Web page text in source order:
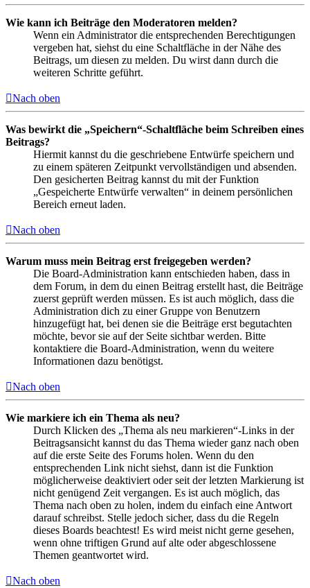
Wie kann ich Beiträge den Moderatoren melden?
Wenn ein Administrator die entsprechenden Berechtigungen
vergeben hat, siehst du eine Schaltfläche in der Nähe des
Beitrags, um diesen zu melden. Du wirst dann durch die
weiteren Schritte geführt.
Nach oben
Was bewirkt die „Speichern“-Schaltfläche beim Schreiben eines
Beitrags?
Hiermit kannst du die geschriebene Entwürfe speichern und
zu einem späteren Zeitpunkt vervollständigen und absenden.
Den gesicherten Beitrag kannst du mit der Funktion
„Gespeicherte Entwürfe verwalten“ in deinem persönlichen
Bereich erneut laden.
Nach oben
Warum muss mein Beitrag erst freigegeben werden?
Die Board-Administration kann entschieden haben, dass in
dem Forum, in dem du einen Beitrag erstellt hast, die Beiträge
zuerst geprüft werden müssen. Es ist auch möglich, dass die
Administration dich zu einer Gruppe von Benutzern
hinzugefügt hat, bei denen sie die Beiträge erst begutachten
möchte, bevor sie auf der Seite sichtbar werden. Bitte
kontaktiere die Board-Administration, wenn du weitere
Informationen dazu benötigst.
Nach oben
Wie markiere ich ein Thema als neu?
Durch Klicken des „Thema als neu markieren“-Links in der
Beitragsansicht kannst du das Thema wieder ganz nach oben
auf die erste Seite des Forums holen. Wenn du den
entsprechenden Link nicht siehst, dann ist die Funktion
möglicherweise deaktiviert oder seit der letzten Markierung ist
nicht genügend Zeit vergangen. Es ist auch möglich, das
Thema nach oben zu holen, indem du einfach eine Antwort
darauf schreibst. Stelle jedoch sicher, dass du die Regeln
dieses Boards beachtest! Es wird meist nicht gerne gesehen,
wenn ohne triftigen Grund auf alte oder abgeschlossene
Themen geantwortet wird.
Nach oben